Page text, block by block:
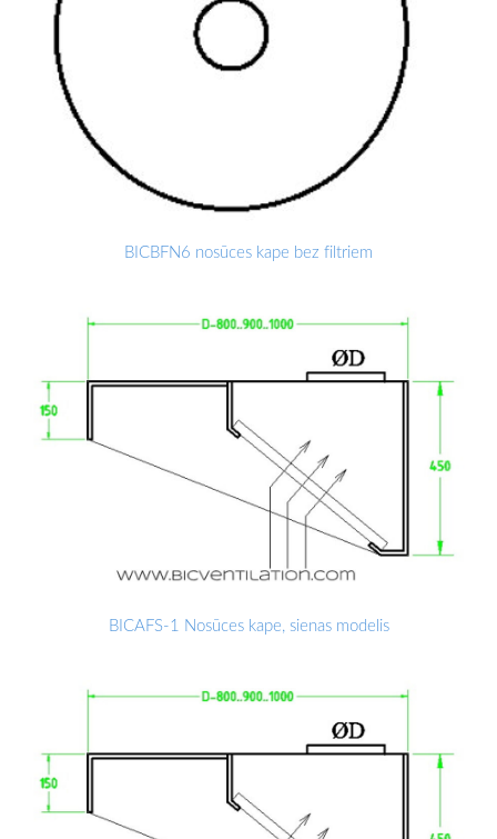
BICBFN6 nosūces kape bez filtriem
BICAFS-1 Nosūces kape, sienas modelis